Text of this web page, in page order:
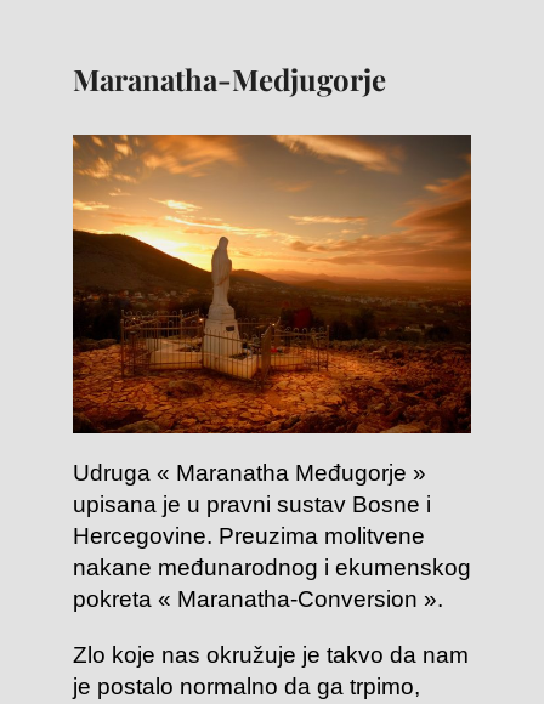
Maranatha-Medjugorje
Udruga « Maranatha Međugorje »
upisana je u pravni sustav Bosne i
Hercegovine. Preuzima molitvene
nakane međunarodnog i ekumenskog
pokreta « Maranatha-Conversion ».
Zlo koje nas okružuje je takvo da nam
je postalo normalno da ga trpimo,